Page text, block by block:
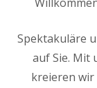
Spektakuläre
auf Sie. Mit
kreieren wir